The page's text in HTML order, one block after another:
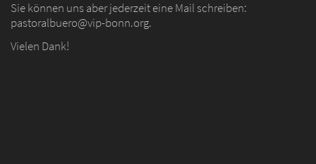
Sie können uns aber jederzeit eine Mail schreiben:
pastoralbuero@vip-bonn.org.
Vielen Dank!